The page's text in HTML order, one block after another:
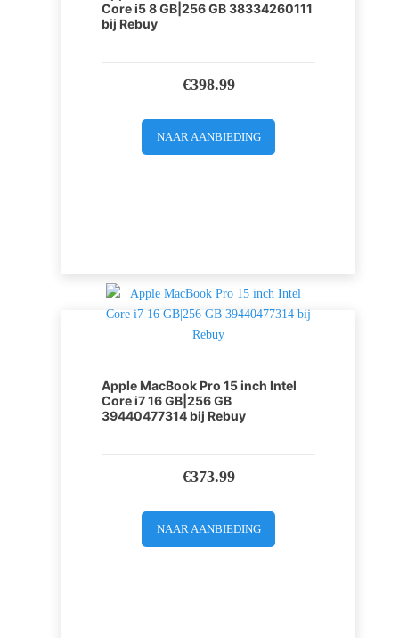
Core i5 8 GB|256 GB 38334260111
bij Rebuy
€398.99
NAAR AANBIEDING
Apple MacBook Pro 15 inch Intel
Core i7 16 GB|256 GB
39440477314 bij Rebuy
€373.99
NAAR AANBIEDING